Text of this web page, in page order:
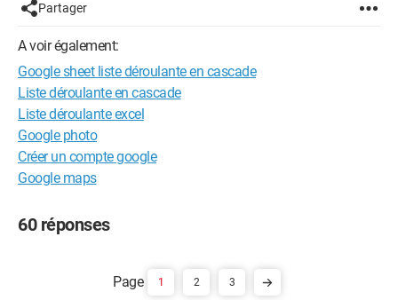
évolutive.
Je remercie Fanfan38 qui me l’avais fait sur un autre fichier.
Voir image. Sa pourrait y ressembler ! Demande 1
En vous remerciant par
avance.https://www.cjoint.com/c/NAupUUkTZil
Partager
A voir également:
Google sheet liste déroulante en cascade
Liste déroulante en cascade
Liste déroulante excel
Google photo
Créer un compte google
Google maps
60 réponses
1 2 3